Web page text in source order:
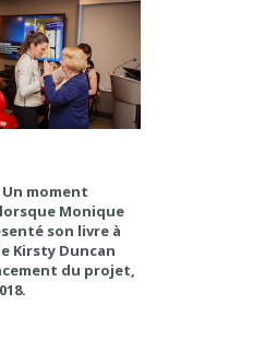
Un moment
Monique
son livre à
Kirsty Duncan
du projet,